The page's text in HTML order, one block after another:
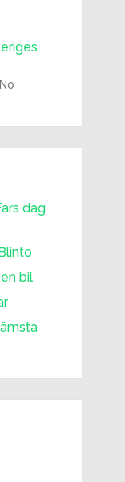
No
dag
bil